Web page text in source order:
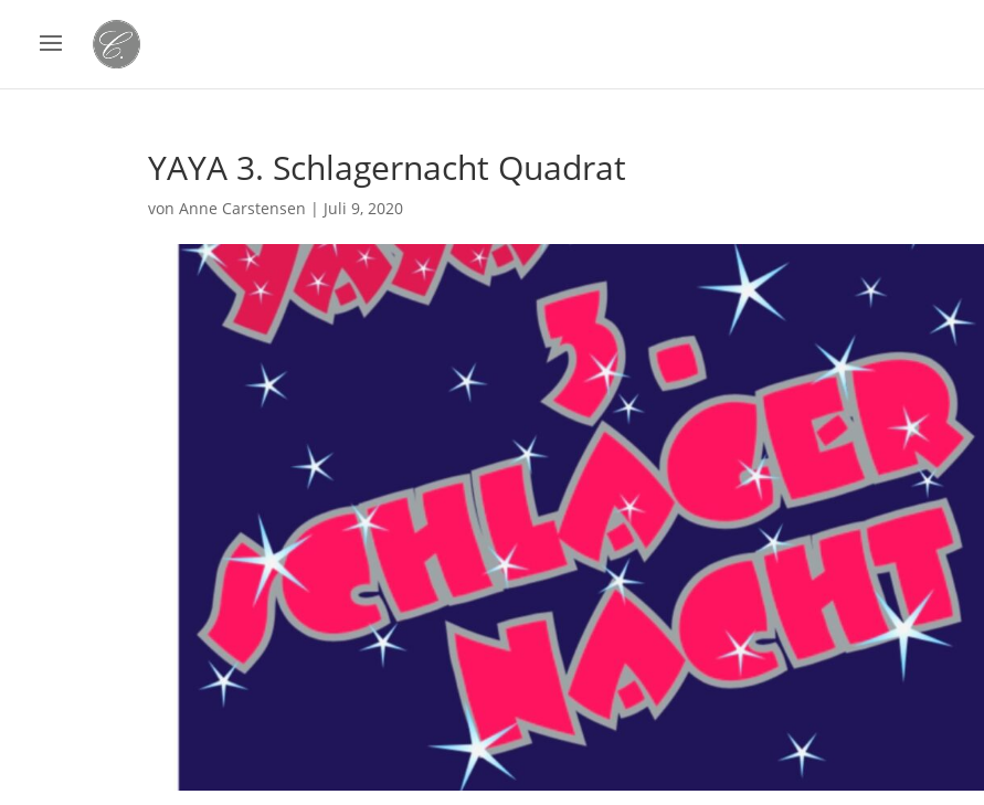
YAYA 3. Schlagernacht Quadrat
vonAnne Carstensen | Juli 9, 2020